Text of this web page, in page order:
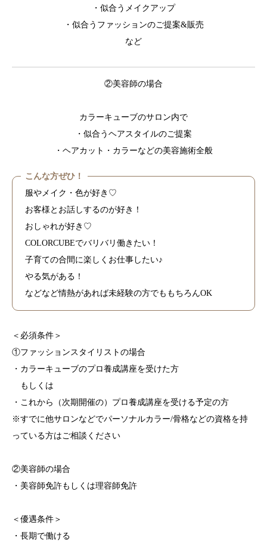
・似合うメイクアップ
・似合うファッションのご提案&販売
など
②美容師の場合
カラーキューブのサロン内で
・似合うヘアスタイルのご提案
・ヘアカット・カラーなどの美容施術全般
こんな方ぜひ！
服やメイク・色が好き♡
お客様とお話しするのが好き！
おしゃれが好き♡
COLORCUBEでバリバリ働きたい！
子育ての合間に楽しくお仕事したい♪
やる気がある！
などなど情熱があれば未経験の方でももちろんOK
＜必須条件＞
①ファッションスタイリストの場合
・カラーキューブのプロ養成講座を受けた方
もしくは
・これから（次期開催の）プロ養成講座を受ける予定の方
※すでに他サロンなどでパーソナルカラー/骨格などの資格を持
っている方はご相談ください
②美容師の場合
・美容師免許もしくは理容師免許
＜優遇条件＞
・長期で働ける